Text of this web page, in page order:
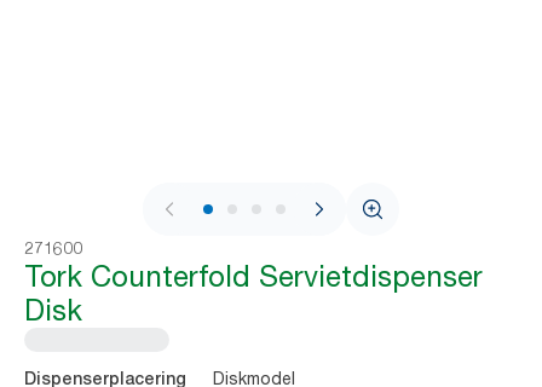
1 / 4
271600
Tork Counterfold Servietdispenser
Disk
Dispenserplacering Diskmodel